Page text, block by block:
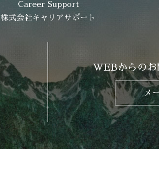
Career Support
株式会社キャリアサポート
WEBからのお
メ